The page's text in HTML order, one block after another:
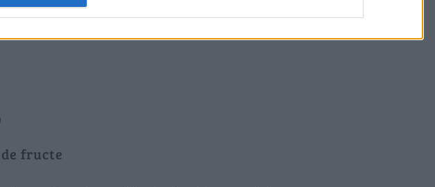
pentru puțină textură crocantă (opțional)
extra-efect, aceste fructe uscate se pot înmuia o
fructe